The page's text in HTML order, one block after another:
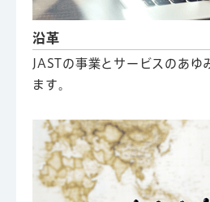
沿革
JASTの事業とサービスのあゆ
ます。